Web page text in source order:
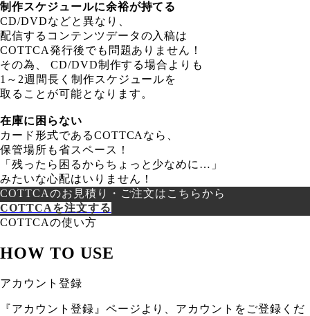
制作スケジュールに余裕が持てる
CD/DVDなどと異なり、
配信するコンテンツデータの入稿は
COTTCA発行後でも問題ありません！
その為、 CD/DVD制作する場合よりも
1～2週間長く制作スケジュールを
取ることが可能となります。
在庫に困らない
カード形式であるCOTTCAなら、
保管場所も省スペース！
「残ったら困るからちょっと少なめに…」
みたいな心配はいりません！
COTTCAのお見積り・ご注文はこちらから
COTTCAを注文する
COTTCAの使い方
HOW TO USE
アカウント登録
『アカウント登録』ページより、アカウントをご登録くだ